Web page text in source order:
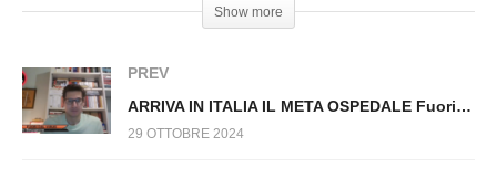
Show more
PREV
ARRIVA IN ITALIA IL META OSPEDALE Fuori dal Virus n.1275.SP
29 OTTOBRE 2024